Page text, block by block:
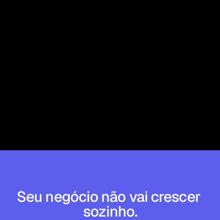
Seu negócio não vai crescer
sozinho.